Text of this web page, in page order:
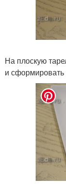
На плоскую
и сформировать